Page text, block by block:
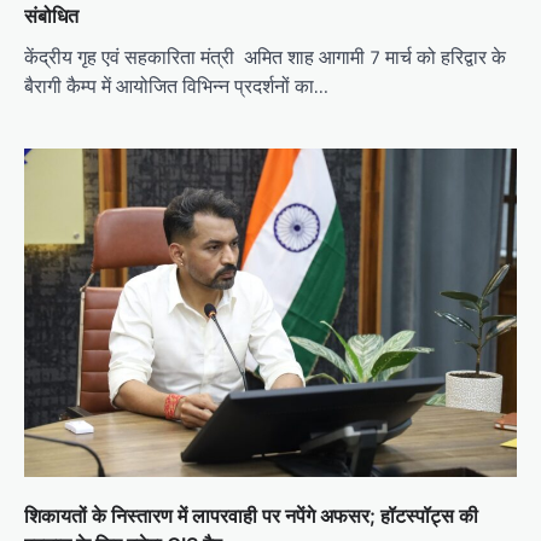
संबोधित
केंद्रीय गृह एवं सहकारिता मंत्री अमित शाह आगामी 7 मार्च को हरिद्वार के
बैरागी कैम्प में आयोजित विभिन्न प्रदर्शनों का…
​शिकायतों के निस्तारण में लापरवाही पर नपेंगे अफसर; हॉटस्पॉट्स की